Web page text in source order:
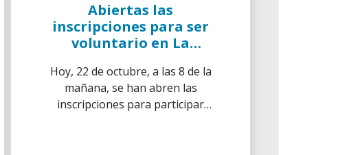
Abiertas las
inscripciones para ser
voluntario en La
Hoy, 22 de octubre, a las 8 de la
mañana, se han abren las
inscripciones para participar